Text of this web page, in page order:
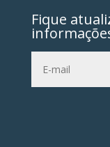
Fique